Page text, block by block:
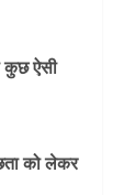
कुछ ऐसी
को लेकर